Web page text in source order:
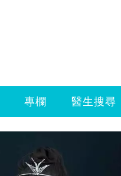
專欄 醫生搜尋